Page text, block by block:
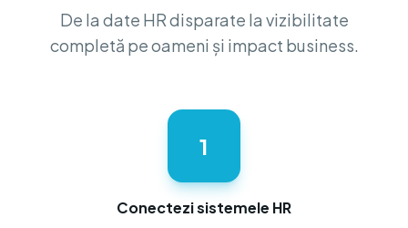
De la date HR disparate la vizibilitate
completă pe oameni și impact business.
1
Conectezi sistemele HR